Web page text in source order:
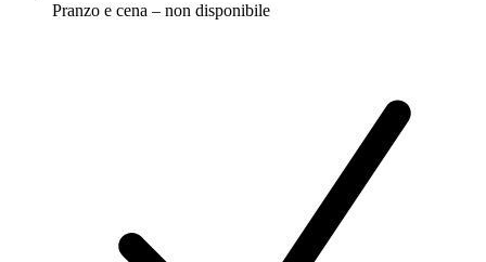
Pranzo e cena – non disponibile